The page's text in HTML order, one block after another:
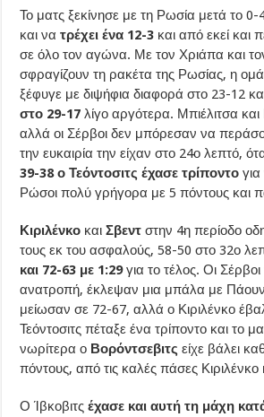
Το ματς ξεκίνησε με τη Ρωσία μετά το 0-
και να τρέχει ένα 12-3 και από εκεί και
σε όλο τον αγώνα. Με τον Χριάπα και
σφραγίζουν τη ρακέτα της Ρωσίας, η
ξέφυγε με διψήφια διαφορά στο 23-12
στο 29-17λίγο αργότερα. Μπιέλιτσα
αλλά οι Σέρβοι δεν μπόρεσαν να
την ευκαιρία την είχαν στο 24ο λεπτό,
39-38 ο Τεόντοσιτς έχασε τρίποντο
Ρώσοι πολύ γρήγορα με 5 πόντους και
Κιριλένκο καιΣβεντστην 4η περίοδο
τους εκ του ασφαλούς, 58-50 στο 32ο
και 72-63 με 1:29για το τέλος. Οι
ανατροπή, έκλεψαν μια μπάλα με
μείωσαν σε 72-67, αλλά ο Κιριλένκο
Τεόντοσιτς πέταξε ένα τρίποντο και το
νωρίτερα ο Βορόντσεβιτςείχε βάλει
πόντους, από τις καλές πάσες Κιριλένκο
Ο Ίβκοβιτςέχασε και αυτή τη μάχη